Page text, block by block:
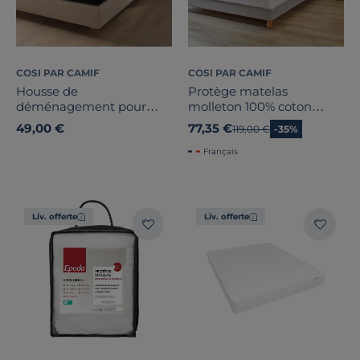
COSI PAR CAMIF
Housse de
déménagement pour
matelas Ivan
49,00 €
COSI PAR CAMIF
Protège matelas
molleton 100% coton
bonnet 40cm Firmin
77,35 €Ancien prix
119,00 € -35%
Français
Liv. offerte Liv. offerte